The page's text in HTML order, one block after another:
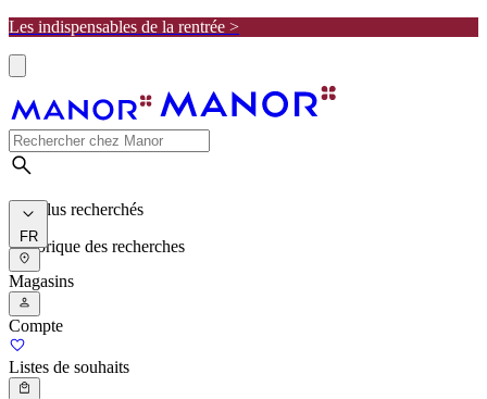
Les indispensables de la rentrée >
Les plus recherchés
Historique des recherches
FR
Magasins
Compte
Listes de souhaits